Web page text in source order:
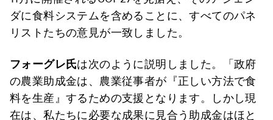
ダに食料システムを含めることに、すべてのパネ
リストたちの意見が一致しました。
フォーグレ氏は次のように説明しました。「政府
の農業助成金は、農業従事者が『正しい方法で食
料を生産』するための支援となります。しかし現
在は、私たちに必要な成果に見合う助成金はほと